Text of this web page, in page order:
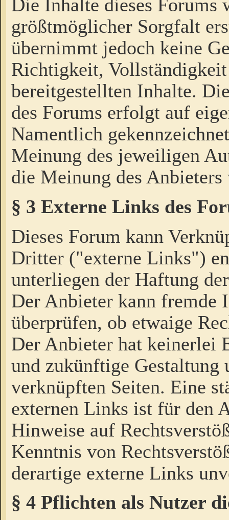
Die Inhalte dieses Forums
größtmöglicher Sorgfalt
übernimmt jedoch keine
Richtigkeit,
bereitgestellten Inhalte.
des Forums erfolgt auf
Namentlich
Meinung des jeweiligen
die Meinung des Anbieters
§ 3 Externe Links des
Dieses Forum kann
Dritter ("externe Links")
unterliegen der Haftung
Der Anbieter kann fremde
überprüfen, ob etwaige
Der Anbieter hat keinerlei
und zukünftige Gestaltung
verknüpften Seiten. Eine
externen Links ist für den
Hinweise auf
Kenntnis von
derartige externe Links
§ 4 Pflichten als Nutzer